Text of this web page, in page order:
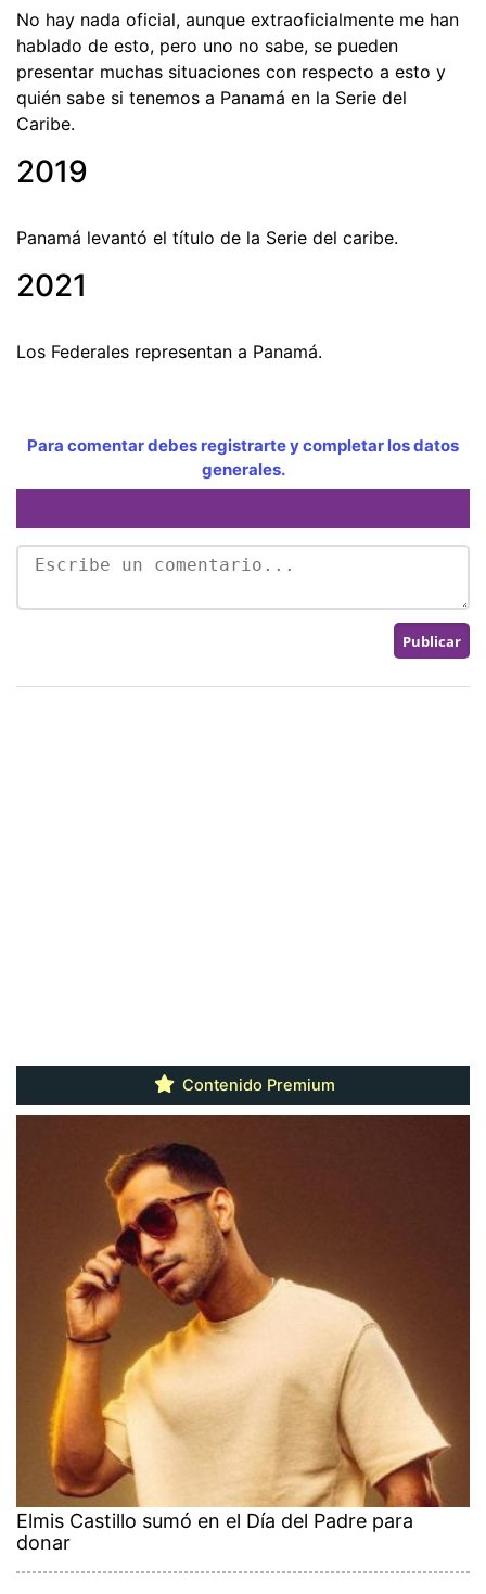
No hay nada oficial, aunque extraoficialmente me han
hablado de esto, pero uno no sabe, se pueden
presentar muchas situaciones con respecto a esto y
quién sabe si tenemos a Panamá en la Serie del
Caribe.
2019
Panamá levantó el título de la Serie del caribe.
2021
Los Federales representan a Panamá.
Para comentar debes registrarte y completar los datos
generales.
Contenido Premium
Elmis Castillo sumó en el Día del Padre para
donar